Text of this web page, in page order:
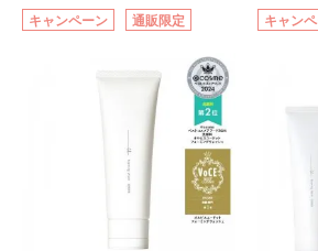
洗顔料 ⇒ 化粧水 ⇒ 保湿液 ⇒オル
ビス リンクルブライトUVプロテク
ター N各商品の詳しい情報は商品ペ
ージをご覧ください。・BEAUTY夏
トステロール、水（基剤）、
BG（保湿）*3 角層まで*4 K石けん
素地、ホホバアルコール、トリステ
アリン酸デカグリセリル（基剤）*5
角層の範囲内における自社従来品処
方との比較*6 ドクダミエキス、シ
クロヘキサンジカルボン酸ビスエト
キシジグリコール（保湿）＜使用量
目安＞パール1粒程度＜ご使用ステ
ップ＞洗顔料 ⇒ 化粧水 ⇒ ザ リン
クルセラム ⇒ 保湿液＜1商品あたり
*1 メラニ
ソバカス
ール
と*4 う
肌*5 タ
メラニ
品の詳
ください
た肌科学エイジングケア(*3)シリー
ズ。オルビスユー ドットシリーズ
は、年齢による肌悩み一つ一つを対
処するのではなく、肌で起きている
ことの根本原因に着目。加齢ととも
に現れる年齢サインについて研究を
進めたところ、弾力感のない状態で
ある「ハリのなさ」や、くすみ(*6)
などが現れている状態である「透明
感のなさ」が、大人の肌印象に大き
キャンペーン
通販限定
エイジン
ビスユー
による
ではな
本原因
年齢サ
リのな
れてい
さ」が
を与え
キャン